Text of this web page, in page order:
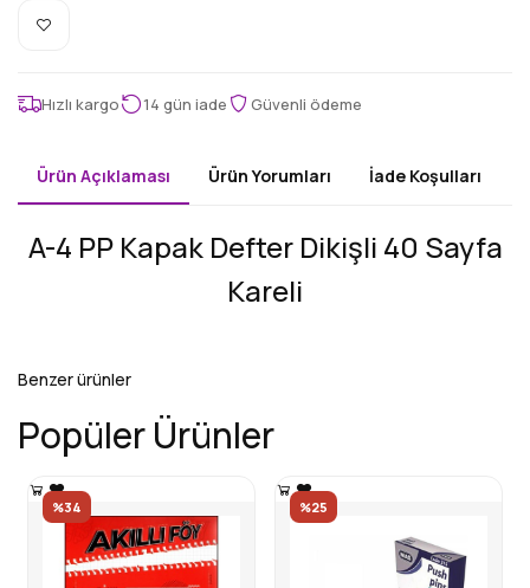
Hızlı kargo 14 gün iade Güvenli ödeme
Ürün Açıklaması Ürün Yorumları İade Koşulları
A-4 PP Kapak Defter Dikişli 40 Sayfa
Kareli
Benzer ürünler
Popüler Ürünler
%34 %25